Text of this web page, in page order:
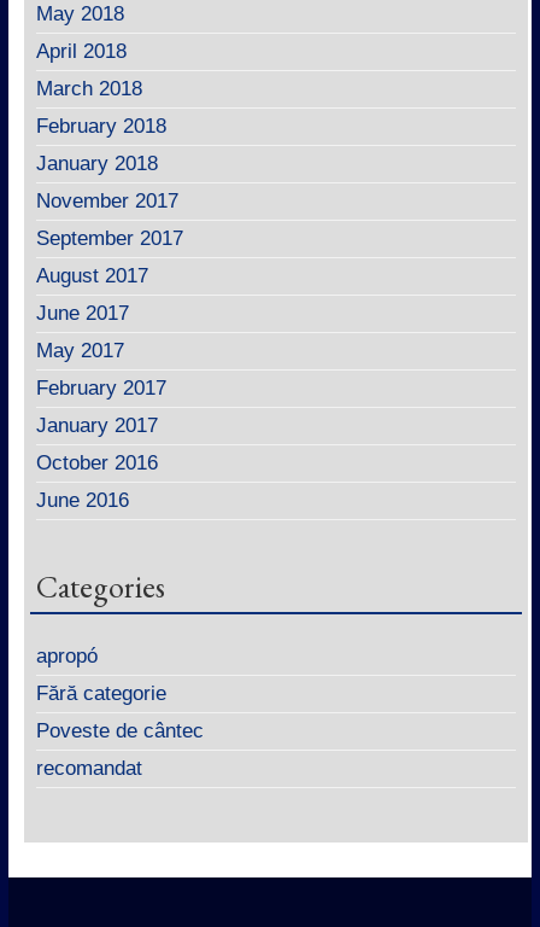
May 2018
April 2018
March 2018
February 2018
January 2018
November 2017
September 2017
August 2017
June 2017
May 2017
February 2017
January 2017
October 2016
June 2016
Categories
apropó
Fără categorie
Poveste de cântec
recomandat